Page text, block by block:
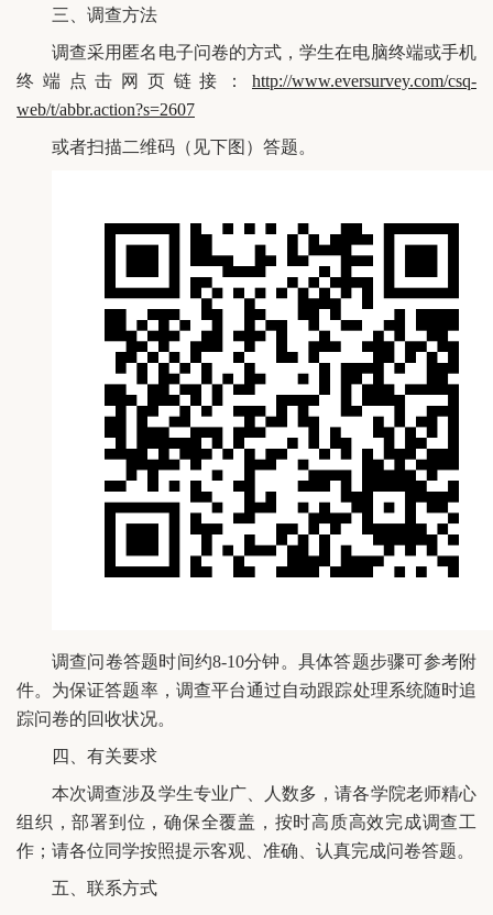
三、调查方法
调查采用匿名电子问卷的方式，学生在电脑终端或手机
终端点击网页链接： http://www.eversurvey.com/csq-
web/t/abbr.action?s=2607
或者扫描二维码（见下图）答题。
调查问卷答题时间约8-10分钟。具体答题步骤可参考附
件。为保证答题率，调查平台通过自动跟踪处理系统随时追
踪问卷的回收状况。
四、有关要求
本次调查涉及学生专业广、人数多，请各学院老师精心
组织，部署到位，确保全覆盖，按时高质高效完成调查工
作；请各位同学按照提示客观、准确、认真完成问卷答题。
五、联系方式